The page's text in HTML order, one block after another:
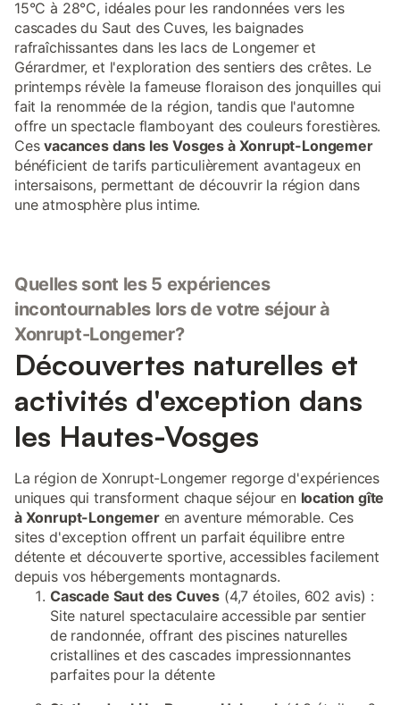
15°C à 28°C, idéales pour les randonnées vers les
cascades du Saut des Cuves, les baignades
rafraîchissantes dans les lacs de Longemer et
Gérardmer, et l'exploration des sentiers des crêtes. Le
printemps révèle la fameuse floraison des jonquilles qui
fait la renommée de la région, tandis que l'automne
offre un spectacle flamboyant des couleurs forestières.
Cesvacances dans les Vosges à Xonrupt-Longemer
bénéficient de tarifs particulièrement avantageux en
intersaisons, permettant de découvrir la région dans
une atmosphère plus intime.
Quelles sont les 5 expériences
incontournables lors de votre séjour à
Xonrupt-Longemer?
Découvertes naturelles et
activités d'exception dans
les Hautes-Vosges
La région de Xonrupt-Longemer regorge d'expériences
uniques qui transforment chaque séjour en location gîte
à Xonrupt-Longemeren aventure mémorable. Ces
sites d'exception offrent un parfait équilibre entre
détente et découverte sportive, accessibles facilement
depuis vos hébergements montagnards.
Cascade Saut des Cuves (4,7 étoiles, 602 avis) :
Site naturel spectaculaire accessible par sentier
de randonnée, offrant des piscines naturelles
cristallines et des cascades impressionnantes
parfaites pour la détente